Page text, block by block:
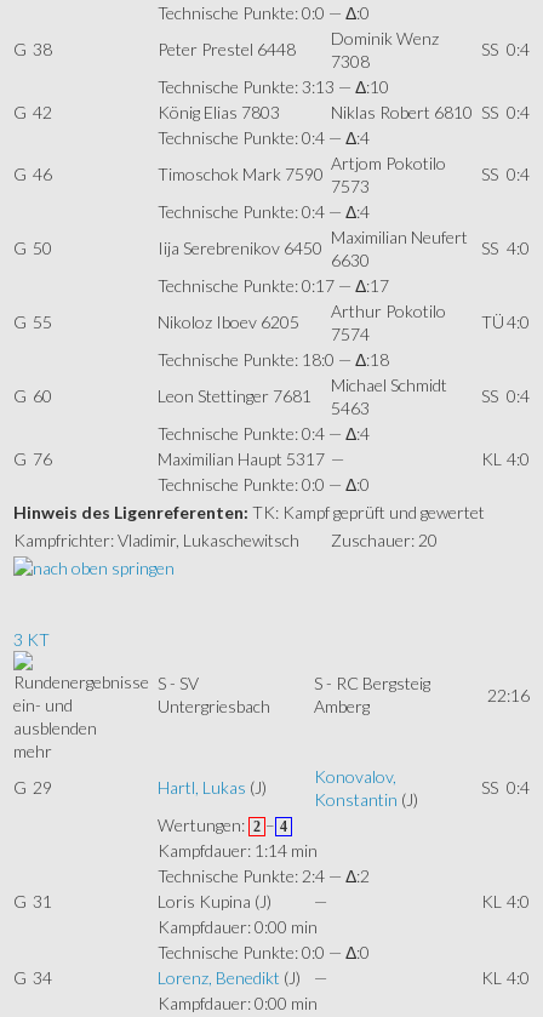
Technische Punkte: 0:0 — Δ:0
G 38 Peter Prestel 6448
Dominik Wenz
7308
SS 0:4
Technische Punkte: 3:13 — Δ:10
G 42 König Elias 7803 Niklas Robert 6810 SS 0:4
Technische Punkte: 0:4 — Δ:4
G 46 Timoschok Mark 7590
Artjom Pokotilo
7573
SS 0:4
Technische Punkte: 0:4 — Δ:4
G 50 Iija Serebrenikov 6450
Maximilian Neufert
6630
SS 4:0
Technische Punkte: 0:17 — Δ:17
G 55 Nikoloz Iboev 6205
Arthur Pokotilo
7574
TÜ4:0
Technische Punkte: 18:0 — Δ:18
G 60 Leon Stettinger 7681
Michael Schmidt
5463
SS 0:4
Technische Punkte: 0:4 — Δ:4
G 76 Maximilian Haupt 5317 — KL 4:0
Technische Punkte: 0:0 — Δ:0
Hinweis des Ligenreferenten: TK: Kampf geprüft und gewertet
Kampfrichter: Vladimir, Lukaschewitsch
Zuschauer: 20
3 KT
mehr
S - SV
Untergriesbach
S - RC Bergsteig
Amberg
22:16
G 29 Hartl, Lukas (J)
Konovalov,
Konstantin (J)
SS 0:4
Wertungen: 2 – 4
Kampfdauer: 1:14 min
Technische Punkte: 2:4 — Δ:2
G 31 Loris Kupina (J) — KL 4:0
Kampfdauer: 0:00 min
Technische Punkte: 0:0 — Δ:0
G 34 Lorenz, Benedikt (J) — KL 4:0
Kampfdauer: 0:00 min